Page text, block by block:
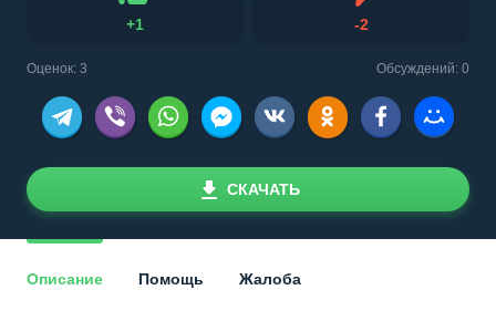
+1
Нравится
-2Не нравится
Оценок: 3 Обсуждений: 0
СКАЧАТЬ
Описание Помощь Жалоба